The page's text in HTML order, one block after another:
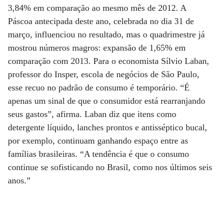
3,84% em comparação ao mesmo mês de 2012. A
Páscoa antecipada deste ano, celebrada no dia 31 de
março, influenciou no resultado, mas o quadrimestre já
mostrou números magros: expansão de 1,65% em
comparação com 2013. Para o economista Sílvio Laban,
professor do Insper, escola de negócios de São Paulo,
esse recuo no padrão de consumo é temporário. “É
apenas um sinal de que o consumidor está rearranjando
seus gastos”, afirma. Laban diz que itens como
detergente líquido, lanches prontos e antisséptico bucal,
por exemplo, continuam ganhando espaço entre as
famílias brasileiras. “A tendência é que o consumo
continue se sofisticando no Brasil, como nos últimos seis
anos.”